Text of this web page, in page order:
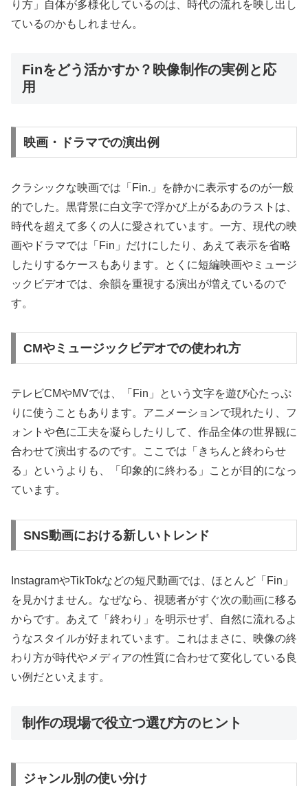
り方」自体が多様化しているのは、時代の流れを映し出し
ているのかもしれません。
Finをどう活かすか？映像制作の実例と応
用
映画・ドラマでの演出例
クラシックな映画では「Fin.」を静かに表示するのが一般
的でした。黒背景に白文字で浮かび上がるあのラストは、
時代を超えて多くの人に愛されています。一方、現代の映
画やドラマでは「Fin」だけにしたり、あえて表示を省略
したりするケースもあります。とくに短編映画やミュージ
ックビデオでは、余韻を重視する演出が増えているので
す。
CMやミュージックビデオでの使われ方
テレビCMやMVでは、「Fin」という文字を遊び心たっぷ
りに使うこともあります。アニメーションで現れたり、フ
ォントや色に工夫を凝らしたりして、作品全体の世界観に
合わせて演出するのです。ここでは「きちんと終わらせ
る」というよりも、「印象的に終わる」ことが目的になっ
ています。
SNS動画における新しいトレンド
InstagramやTikTokなどの短尺動画では、ほとんど「Fin」
を見かけません。なぜなら、視聴者がすぐ次の動画に移る
からです。あえて「終わり」を明示せず、自然に流れるよ
うなスタイルが好まれています。これはまさに、映像の終
わり方が時代やメディアの性質に合わせて変化している良
い例だといえます。
制作の現場で役立つ選び方のヒント
ジャンル別の使い分け